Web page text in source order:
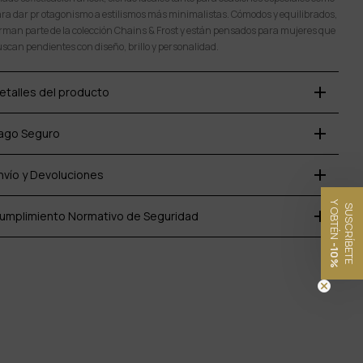
dar pr otagonismo a estilismos más minimalistas. Cómodos y equilibrados,
parte de la colección Chains & Frost y están pensados para mujeres que
pendientes con diseño, brillo y personalidad.
add
del producto
add
Seguro
add
y Devoluciones
add
Normativo de Seguridad SUSCRÍBETE
Y OBTÉN
-10%